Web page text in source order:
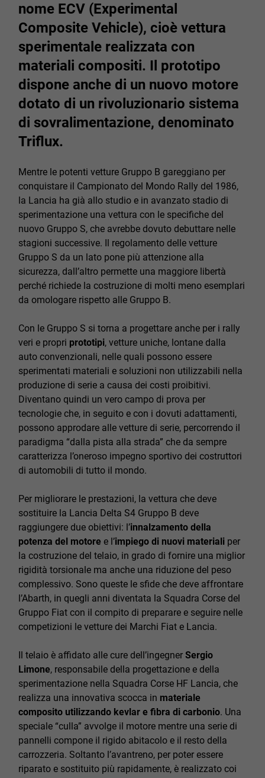
nome ECV (Experimental
Composite Vehicle), cioè vettura
sperimentale realizzata con
materiali compositi. Il prototipo
dispone anche di un nuovo motore
dotato di un rivoluzionario sistema
di sovralimentazione, denominato
Triflux.
Mentre le potenti vetture Gruppo B gareggiano per
conquistare il Campionato del Mondo Rally del 1986,
la Lancia ha già allo studio e in avanzato stadio di
sperimentazione una vettura con le specifiche del
nuovo Gruppo S, che avrebbe dovuto debuttare nelle
stagioni successive. Il regolamento delle vetture
Gruppo S da un lato pone più attenzione alla
sicurezza, dall’altro permette una maggiore libertà
perché richiede la costruzione di molti meno esemplari
da omologare rispetto alle Gruppo B.
Con le Gruppo S si torna a progettare anche per i rally
veri e propri prototipi, vetture uniche, lontane dalla
auto convenzionali, nelle quali possono essere
sperimentati materiali e soluzioni non utilizzabili nella
produzione di serie a causa dei costi proibitivi.
Diventano quindi un vero campo di prova per
tecnologie che, in seguito e con i dovuti adattamenti,
possono approdare alle vetture di serie, percorrendo il
paradigma “dalla pista alla strada” che da sempre
caratterizza l’oneroso impegno sportivo dei costruttori
di automobili di tutto il mondo.
Per migliorare le prestazioni, la vettura che deve
sostituire la Lancia Delta S4 Gruppo B deve
raggiungere due obiettivi: l’innalzamento della
potenza del motore e l’impiego di nuovi materiali per
la costruzione del telaio, in grado di fornire una miglior
rigidità torsionale ma anche una riduzione del peso
complessivo. Sono queste le sfide che deve affrontare
l’Abarth, in quegli anni diventata la Squadra Corse del
Gruppo Fiat con il compito di preparare e seguire nelle
competizioni le vetture dei Marchi Fiat e Lancia.
Il telaio è affidato alle cure dell’ingegner Sergio
Limone, responsabile della progettazione e della
sperimentazione nella Squadra Corse HF Lancia, che
realizza una innovativa scocca in materiale
composito utilizzando kevlar e fibra di carbonio. Una
speciale “culla” avvolge il motore mentre una serie di
pannelli compone il rigido abitacolo e il resto della
carrozzeria. Soltanto l’avantreno, per poter essere
riparato e sostituito più rapidamente, è realizzato coi